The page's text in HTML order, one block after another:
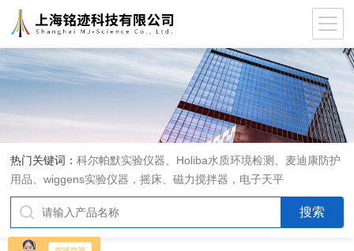
热门关键词：科尔帕默实验仪器、Holiba水质环境检测、麦迪康防护
用品、wiggens实验仪器，摇床、磁力搅拌器，电子天平